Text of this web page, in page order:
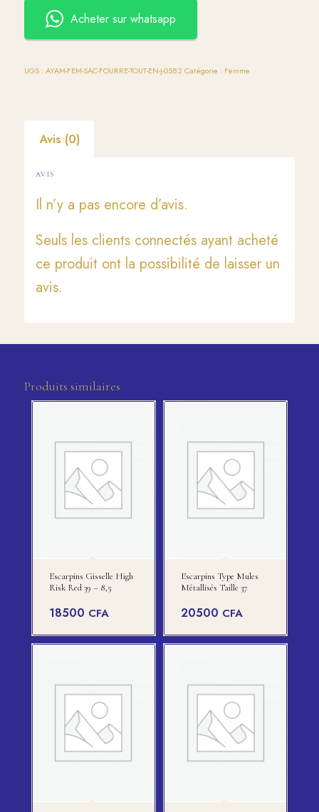
Acheter sur whatsapp
UGS : AYAM-FEM-SAC-FOURRE-TOUT-EN-J-0582 Catégorie : Femme
Avis (0)
AVIS
Il n’y a pas encore d’avis.
Seuls les clients connectés ayant acheté
ce produit ont la possibilité de laisser un
avis.
Produits similaires
Escarpins Gisselle High
Risk Red 39 – 8,5
18500 CFA
Escarpins Type Mules
Métallisés Taille 37
20500 CFA